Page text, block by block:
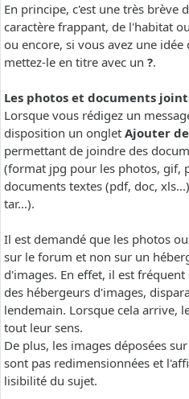
En principe, c'est une très brève
caractère frappant, de l'habitat
ou encore, si vous avez une idée
mettez-le en titre avec un ?.
Les photos et documents
Lorsque vous rédigez un
disposition un onglet Ajouter
permettant de joindre des
(format jpg pour les photos, gif,
documents textes (pdf, doc,
tar...).
Il est demandé que les photos
sur le forum et non sur un
d'images. En effet, il est
des hébergeurs d'images,
lendemain. Lorsque cela arrive,
tout leur sens.
De plus, les images déposées
sont pas redimensionnées et
lisibilité du sujet.